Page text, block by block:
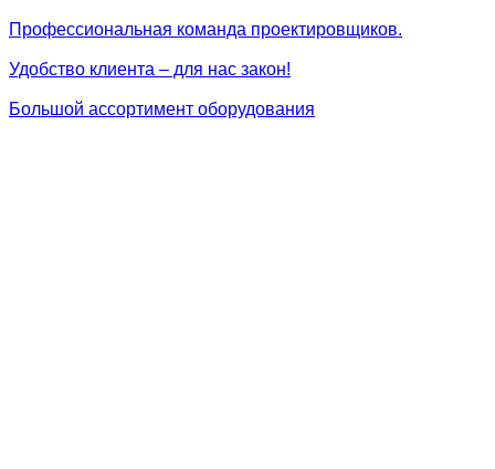
Профессиональная команда проектировщиков.
Удобство клиента – для нас закон!
Большой ассортимент оборудования